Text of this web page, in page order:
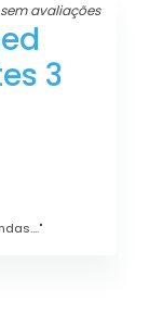
avaliações
3